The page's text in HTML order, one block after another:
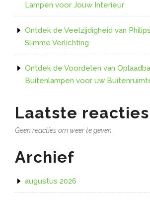
Lampen voor Jouw Interieur
Ontdek de Veelzijdigheid van
Slimme Verlichting
Ontdek de Voordelen van
Buitenlampen voor uw
Laatste reacties
Geen reacties om weer te geven.
Archief
augustus 2026